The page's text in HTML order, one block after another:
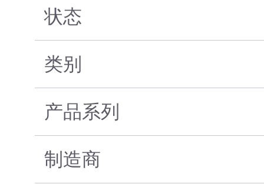
状态
类别
产品系列
制造商